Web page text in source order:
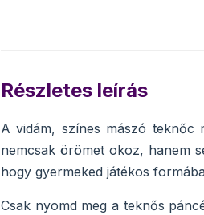
Részletes leírás
A vidám, színes mászó teknőc
nemcsak örömet okoz, hanem
hogy gyermeked játékos
Csak nyomd meg a teknős